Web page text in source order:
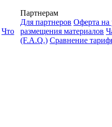
Что
Партнерам
Для партнеров Оферта на
размещения материалов
(F.A.Q.) Cравнение